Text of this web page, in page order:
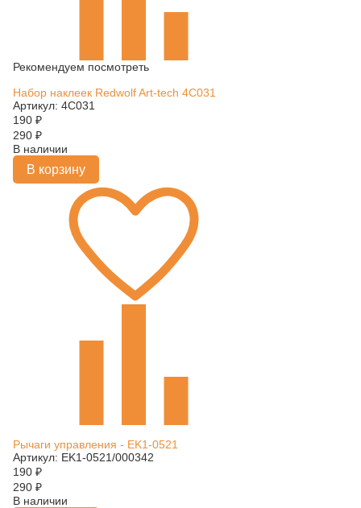
Рекомендуем посмотреть
Набор наклеек Redwolf Art-tech 4C031
Артикул: 4C031
190 ₽
290 ₽
В наличии
В корзину
Рычаги управления - EK1-0521
Артикул: EK1-0521/000342
190 ₽
290 ₽
В наличии